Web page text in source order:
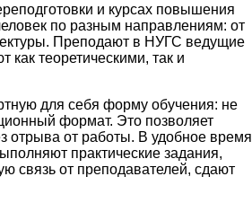
и курсах повышения
по разным направлениям: от
Преподают в НУГС ведущие
как теоретическими, так и
для себя форму обучения: не
формат. Это позволяет
отрыва от работы. В удобное время
практические задания,
связь от преподавателей, сдают